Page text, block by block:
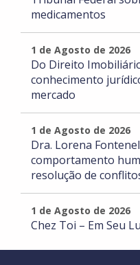
medicamentos
1 de Agosto de 2026
Do Direito
conhecimento
mercado
1 de Agosto de 2026
Dra. Lorena
comportamento
resolução de
1 de Agosto de 2026
Chez Toi – Em Seu